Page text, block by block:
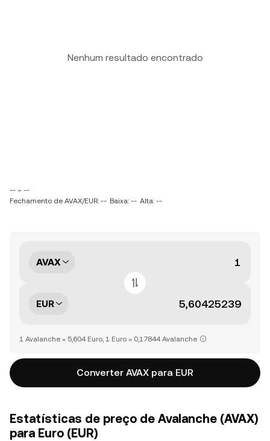
Nenhum resultado encontrado
-- ~ --
Fechamento de AVAX/EUR: -- Baixa: -- Alta: --
AVAX
EUR
1 Avalanche = 5,604 Euro, 1 Euro = 0,17844 Avalanche
Converter AVAX para EUR
Estatísticas de preço de Avalanche (AVAX)
para Euro (EUR)